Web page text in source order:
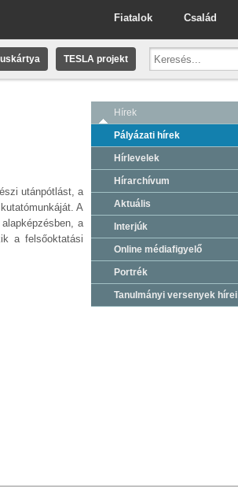
Család
Fiatalok
TESLA projekt
utánpótlást, a
A
a
a felsőoktatási
Hírek
Pályázati hírek
Hírlevelek
Hírarchívum
Aktuális
Interjúk
Online médiafigyelő
Portrék
Tanulmányi versenyek hírei